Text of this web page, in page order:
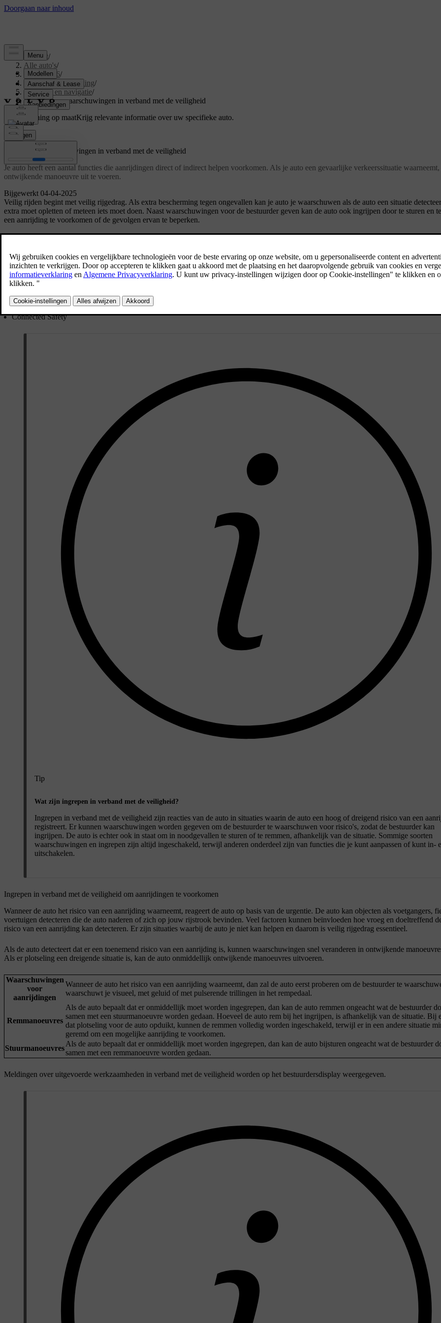
Support/
Alle auto's/
EX40 2026/
Gebruikershandleiding/
Rijhulp en navigatie/
Ingrijpen en waarschuwingen in verband met de veiligheid
Ondersteuning op maatKrijg relevante informatie over uw specifieke auto.
Inloggen
Bijgewerkt 04-04-2025
Ingrijpen en waarschuwingen in verband met de veiligheid
Je auto heeft een aantal functies die aanrijdingen direct of indirect helpen voorkomen. Als je auto een gevaarlijke verkeerssituatie
ontwijkende manoeuvre uit te voeren.
Veilig rijden begint met veilig rijgedrag. Als extra bescherming tegen ongevallen kan je auto je waarschuwen als de auto een situatie
extra moet opletten of meteen iets moet doen. Naast waarschuwingen voor de bestuurder geven kan de auto ook ingrijpen door te sturen en
een aanrijding te voorkomen of de gevolgen ervan te beperken.
Waarschuwingen voor aanrijdingen en beperking van de gevolgen
Hulpfunctie voor op rijstrook blijven rijden
Blind Spot Information
Concentratie van de bestuurder en meldingen over de alertheid
Waarschuwingen voor verkeer dat bij achteruit rijden achter de auto passeert
Automatisch remmen bij achteruit rijden[3]
Connected Safety
Tip
Wat zijn ingrepen in verband met de veiligheid?
Ingrepen in verband met de veiligheid zijn reacties van de auto in situaties waarin de auto een hoog of dreigend risico van een
registreert. Er kunnen waarschuwingen worden gegeven om de bestuurder te waarschuwen voor risico's, zodat de bestuurder kan
ingrijpen. De auto is echter ook in staat om in noodgevallen te sturen of te remmen, afhankelijk van de situatie. Sommige soorten
waarschuwingen en ingrepen zijn altijd ingeschakeld, terwijl anderen onderdeel zijn van functies die je kunt aanpassen of kunt in-
uitschakelen.
Ingrepen in verband met de veiligheid om aanrijdingen te voorkomen
Wanneer de auto het risico van een aanrijding waarneemt, reageert de auto op basis van de urgentie. De auto kan objecten als voetgangers,
voertuigen detecteren die de auto naderen of zich op jouw rijstrook bevinden. Veel factoren kunnen beïnvloeden hoe vroeg en doeltreffend
risico van een aanrijding kan detecteren. Er zijn situaties waarbij de auto je niet kan helpen en daarom is veilig rijgedrag essentieel.
Als de auto detecteert dat er een toenemend risico van een aanrijding is, kunnen waarschuwingen snel veranderen in ontwijkende
Als er plotseling een dreigende situatie is, kan de auto onmiddellijk ontwijkende manoeuvres uitvoeren.
Waarschuwingen
voor
aanrijdingen
Wanneer de auto het risico van een aanrijding waarneemt, dan zal de auto eerst proberen om de bestuurder te
waarschuwt je visueel, met geluid of met pulserende trillingen in het rempedaal.
Remmanoeuvres
Als de auto bepaalt dat er onmiddellijk moet worden ingegrepen, dan kan de auto remmen ongeacht wat de bestuurder
samen met een stuurmanoeuvre worden gedaan. Hoeveel de auto rem bij het ingrijpen, is afhankelijk van de situatie. Bij
dat plotseling voor de auto opduikt, kunnen de remmen volledig worden ingeschakeld, terwijl er in een andere situatie
geremd om een mogelijke aanrijding te voorkomen.
Stuurmanoeuvres
Als de auto bepaalt dat er onmiddellijk moet worden ingegrepen, dan kan de auto bijsturen ongeacht wat de bestuurder
samen met een remmanoeuvre worden gedaan.
Meldingen over uitgevoerde werkzaamheden in verband met de veiligheid worden op het bestuurdersdisplay weergegeven.